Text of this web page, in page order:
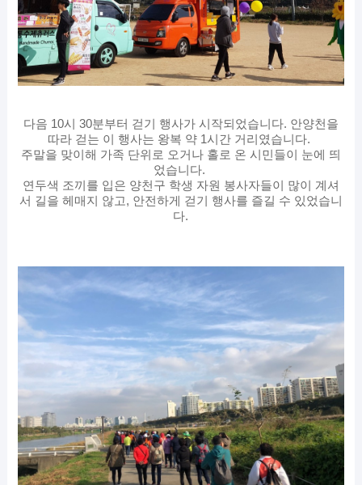
다음 10시 30분부터 걷기 행사가 시작되었습니다. 안양천을
따라 걷는 이 행사는 왕복 약 1시간 거리였습니다.
주말을 맞이해 가족 단위로 오거나 홀로 온 시민들이 눈에 띄
었습니다.
연두색 조끼를 입은 양천구 학생 자원 봉사자들이 많이 계셔
서 길을 헤매지 않고, 안전하게 걷기 행사를 즐길 수 있었습니
다.